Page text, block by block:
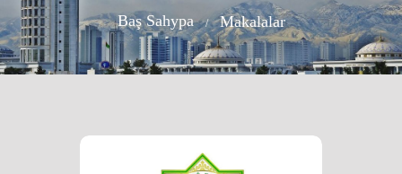
Baş Sahypa Makalalar